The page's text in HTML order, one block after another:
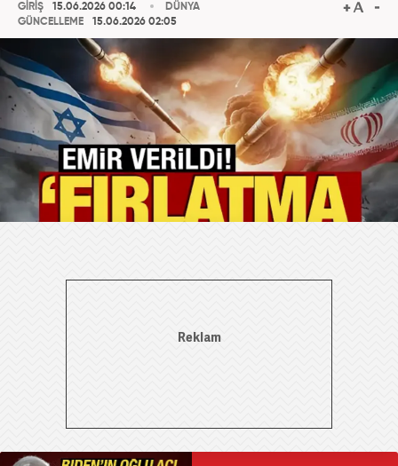
GİRİŞ
15.06.2026 00:14
GÜNCELLEME
15.06.2026 02:05
DÜNYA